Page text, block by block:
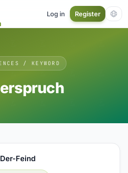
Log in Register
/ KEYWORD
Der-Feind